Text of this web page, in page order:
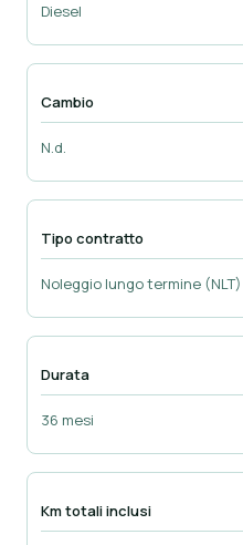
Diesel
Cambio
N.d.
Tipo contratto
Noleggio lungo termine (NLT)
Durata
36 mesi
Km totali inclusi